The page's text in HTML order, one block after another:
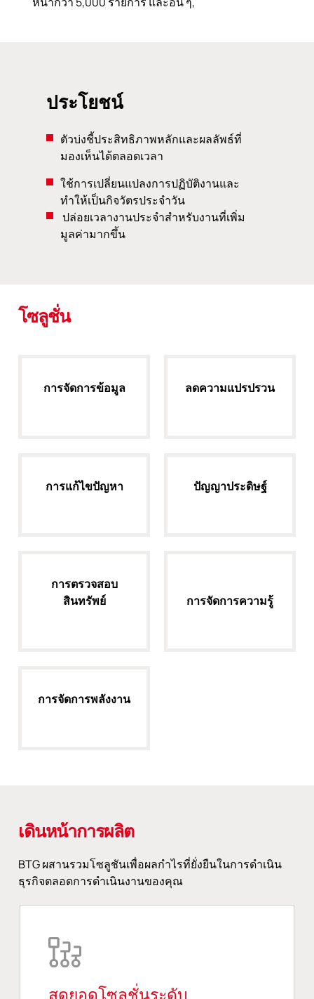
ประโยชน์
ตัวบ่งชี้ประสิทธิภาพหลักและผลลัพธ์ที่
มองเห็นได้ตลอดเวลา
ใช้การเปลี่ยนแปลงการปฏิบัติงานและ
ทำให้เป็นกิจวัตรประจำวัน
ปล่อยเวลางานประจำสำหรับงานที่เพิ่ม
มูลค่ามากขึ้น
โซลูชั่น
การจัดการข้อมูล ลดความแปรปรวน
การแก้ไขปัญหา ปัญญาประดิษฐ์
การตรวจสอบ
สินทรัพย์
การจัดการความรู้
การจัดการพลังงาน
เดินหน้าการผลิต
BTG ผสานรวมโซลูชันเพื่อผลกำไรที่ยั่งยืนในการดำเนิน
ธุรกิจตลอดการดำเนินงานของคุณ
สุดยอดโซลูชั่นระดับ